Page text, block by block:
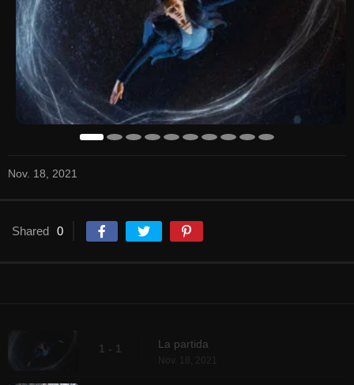
Nov. 18, 2021
Shared 0
1 - 1 La partida
Nov. 18, 2021